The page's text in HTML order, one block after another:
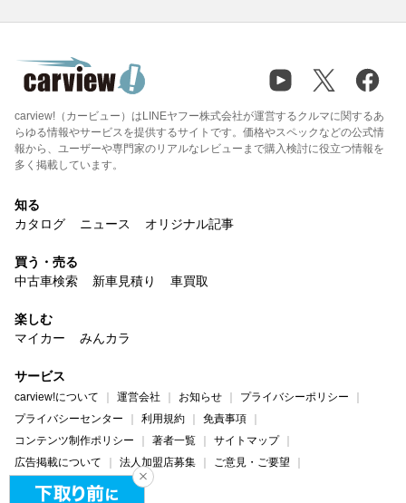
carview!（カービュー）はLINEヤフー株式会社が運営するクルマに関するあ
らゆる情報やサービスを提供するサイトです。価格やスペックなどの公式情
報から、ユーザーや専門家のリアルなレビューまで購入検討に役立つ情報を
多く掲載しています。
知る
カタログ
ニュース オリジナル記事
買う・売る
中古車検索
新車見積り 車買取
楽しむ
マイカー
みんカラ
サービス
carview!について 運営会社 お知らせ
プライバシーポリシー
プライバシーセンター
利用規約
免責事項
コンテンツ制作ポリシー
著者一覧
サイトマップ
広告掲載について
法人加盟店募集
ご意見・ご要望
ヘルプ・お問い合わせ